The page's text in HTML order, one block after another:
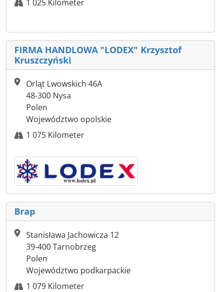
1 025 Kilometer
FIRMA HANDLOWA "LODEX" Krzysztof
Kruszczyński
Orląt Lwowskich 46A
48-300 Nysa
Polen
Województwo opolskie
1 075 Kilometer
Brap
Stanisława Jachowicza 12
39-400 Tarnobrzeg
Polen
Województwo podkarpackie
1 079 Kilometer